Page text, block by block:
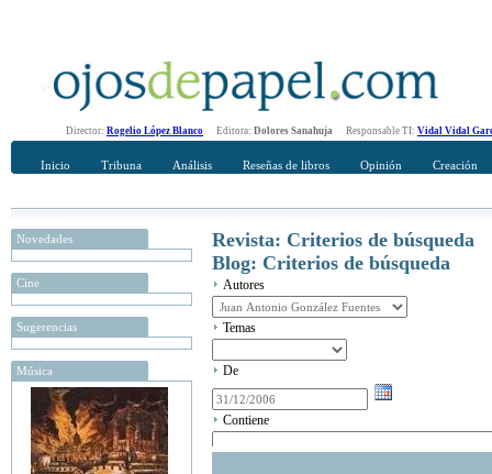
Director: Rogelio López Blanco Editora: Dolores Sanahuja Responsable TI: Vidal Vidal
Inicio Tribuna Análisis Reseñas de libros Opinión Creación
Novedades
Cine
Sugerencias
Música
Revista: Criterios de búsqueda
Blog: Criterios de búsqueda
Autores
Temas
De
Contiene